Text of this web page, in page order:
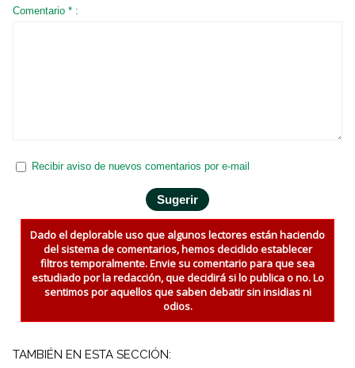
Comentario * :
Recibir aviso de nuevos comentarios por e-mail
Dado el deplorable uso que algunos lectores están haciendo
del sistema de comentarios, hemos decidido establecer
filtros temporalmente. Envie su comentario para que sea
estudiado por la redacción, que decidirá si lo publica o no. Lo
sentimos por aquellos que saben debatir sin insidias ni
odios.
TAMBIÉN EN ESTA SECCIÓN: